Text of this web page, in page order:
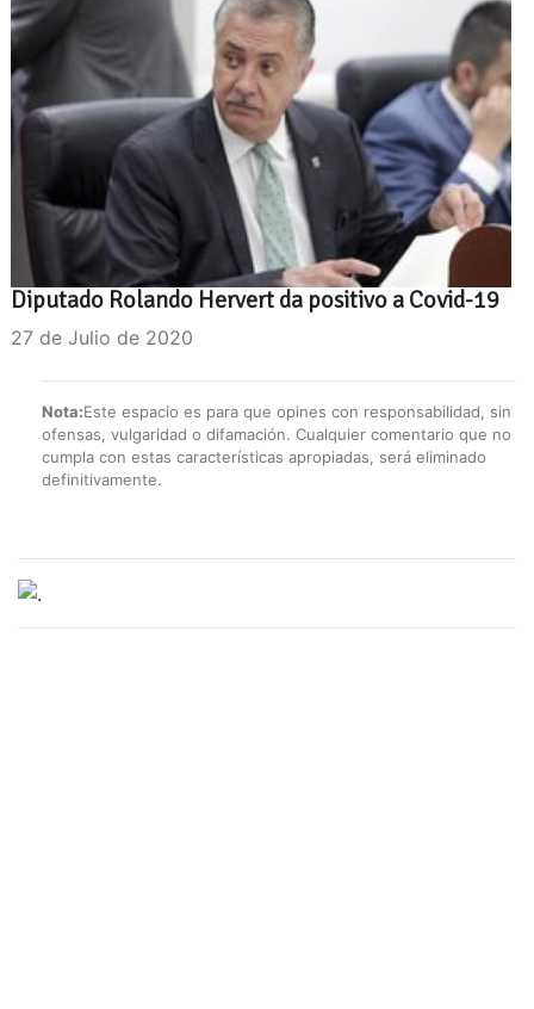
Diputado Rolando Hervert da positivo a Covid-19
27 de Julio de 2020
Nota:Este espacio es para que opines con responsabilidad, sin
ofensas, vulgaridad o difamación. Cualquier comentario que no
cumpla con estas características apropiadas, será eliminado
definitivamente.